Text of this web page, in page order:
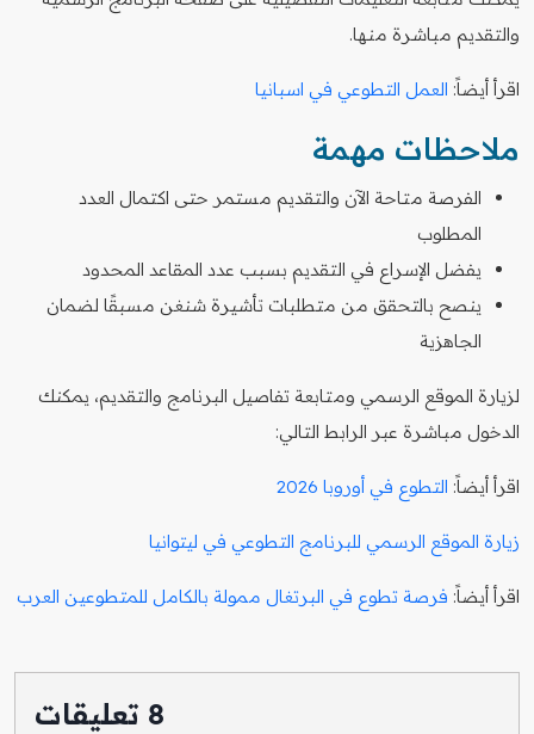
والتقديم مباشرة منها.
اقرأ أيضاً: العمل التطوعي في اسبانيا
ملاحظات مهمة
الفرصة متاحة الآن والتقديم مستمر حتى اكتمال العدد
المطلوب
يفضل الإسراع في التقديم بسبب عدد المقاعد المحدود
ينصح بالتحقق من متطلبات تأشيرة شنغن مسبقًا لضمان
الجاهزية
لزيارة الموقع الرسمي ومتابعة تفاصيل البرنامج والتقديم، يمكنك
الدخول مباشرة عبر الرابط التالي:
اقرأ أيضاً: التطوع في أوروبا 2026
زيارة الموقع الرسمي للبرنامج التطوعي في ليتوانيا
اقرأ أيضاً: فرصة تطوع في البرتغال ممولة بالكامل للمتطوعين العرب
8 تعليقات